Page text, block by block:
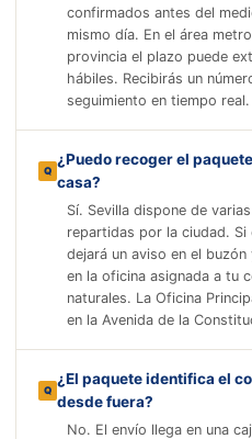
confirmados antes del
mismo día. En el área
provincia el plazo puede
hábiles. Recibirás un
seguimiento en tiempo real.
¿Puedo recoger el
casa?
Sí. Sevilla dispone de
repartidas por la ciudad.
dejará un aviso en el
en la oficina asignada a tu
naturales. La Oficina
en la Avenida de la
¿El paquete identifica el
desde fuera?
No. El envío llega en una